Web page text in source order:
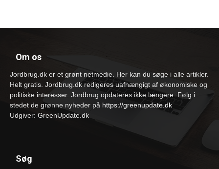
Om os
Jordbrug.dk er et grønt netmedie. Her kan du søge i alle artikler.
Helt gratis. Jordbrug.dk redigeres uafhængigt af økonomiske og
politiske interesser. Jordbrug opdateres ikke længere. Følg i
stedet de grønne nyheder på https://greenupdate.dk
Udgiver: GreenUpdate.dk
Søg